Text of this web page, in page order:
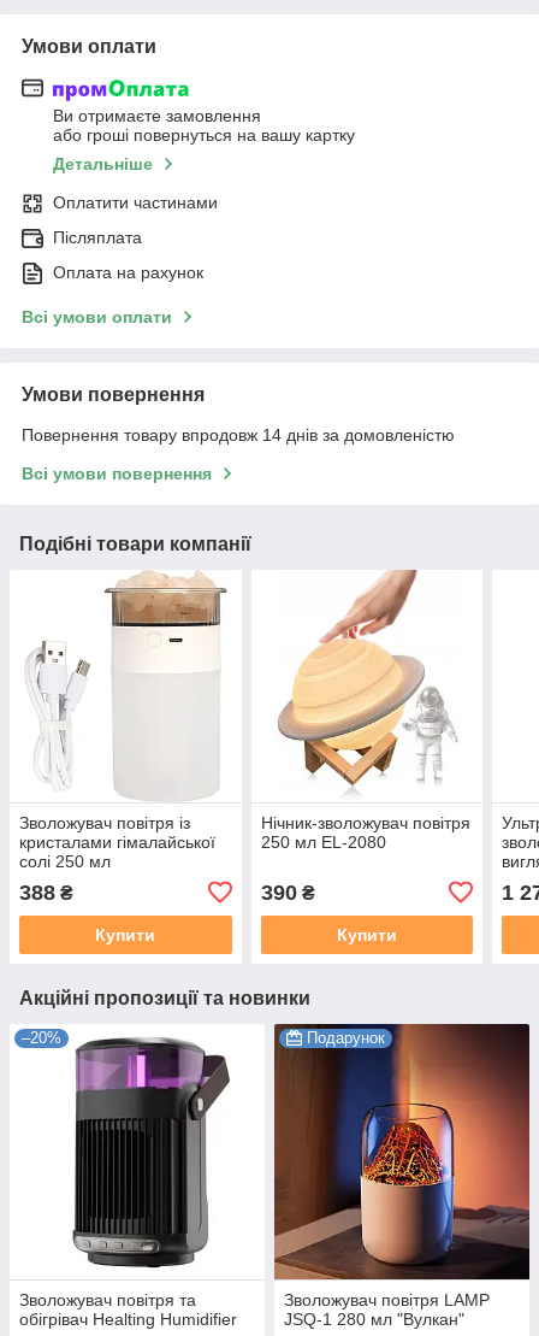
Умови оплати
Ви отримаєте замовлення
або гроші повернуться на вашу картку
Детальніше
Оплатити частинами
Післяплата
Оплата на рахунок
Всі умови оплати
Умови повернення
Повернення товару впродовж 14 днів за домовленістю
Всі умови повернення
Подібні товари компанії
Зволожувач повітря із
кристалами гімалайської
солі 250 мл
388 ₴
Купити
Нічник-зволожувач повітря
250 мл EL-2080
390₴
Купити
1
Акційні пропозиції та новинки
–20%
Зволожувач повітря та
обігрівач Healting Humidifier
Подарунок
Зволожувач повітря LAMP
JSQ-1 280 мл "Вулкан"